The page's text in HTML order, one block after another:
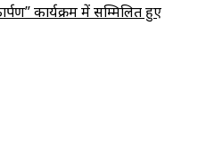
कार्यक्रम में सम्मिलित हुए